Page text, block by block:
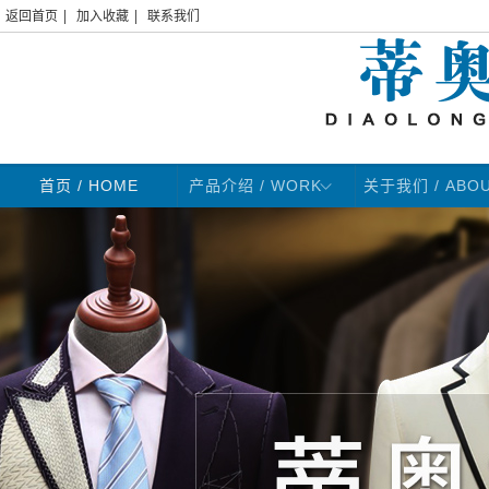
返回首页 加入收藏 联系我们
首页 / HOME 产品介绍 / WORK 关于我们 /